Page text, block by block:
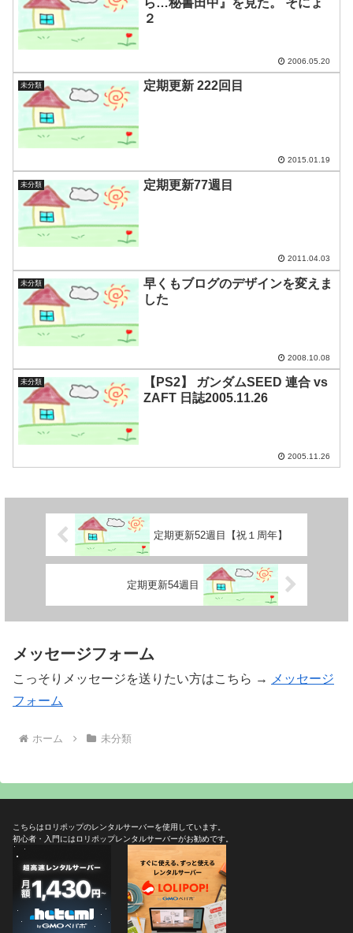
ら…秘書田中』を見た。 そにょ
２
2006.05.20
未分類 定期更新 222回目
2015.01.19
未分類 定期更新77週目
2011.04.03
未分類
早くもブログのデザインを変えま
した
2008.10.08
未分類
【PS2】 ガンダムSEED 連合 vs
ZAFT 日誌2005.11.26
2005.11.26
定期更新52週目【祝１周年】
定期更新54週目
メッセージフォーム
こっそりメッセージを送りたい方はこちら →
メッセージ
フォーム
ホーム 未分類
こちらはロリポップのレンタルサーバーを使用しています。
初心者・入門にはロリポップレンタルサーバーがお勧めです。